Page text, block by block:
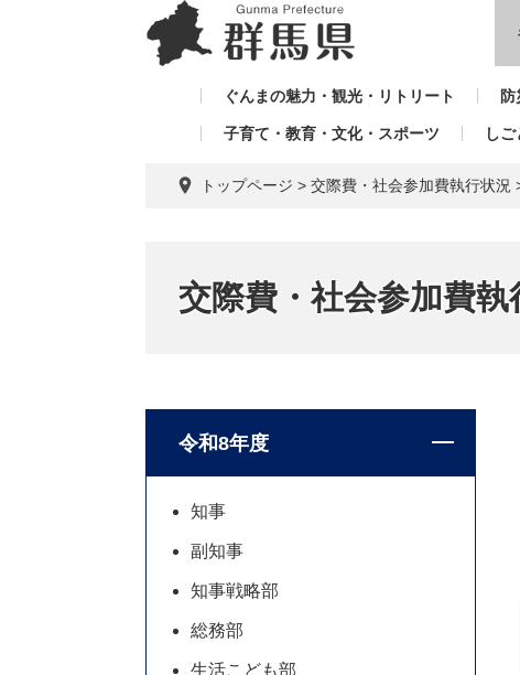
ぐんまの魅力・観光・リトリート
子育て・教育・文化・スポーツ し
トップページ > 交際費・社会参加費執行状況
交際費・社会参加費執
令和8年度
知事
副知事
知事戦略部
総務部
生活こども部